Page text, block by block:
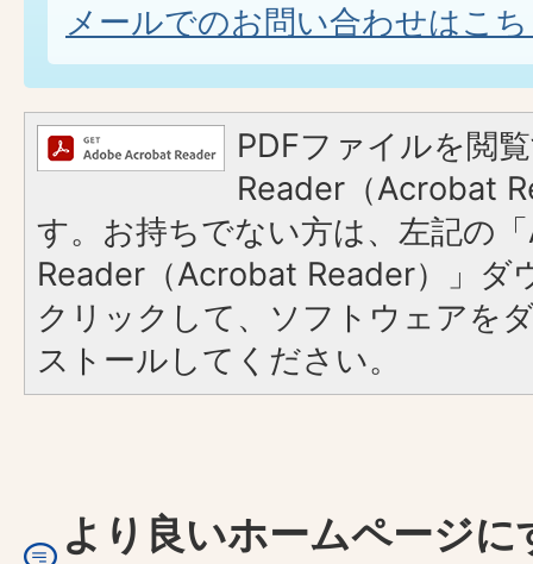
メールでのお問い合わせはこ
PDFファイルを閲
Reader（Acrobat
す。お持ちでない方は、左記の
Reader（Acrobat Reader）」ダ
クリックして、ソフトウェアを
ストールしてください。
より良いホームページ